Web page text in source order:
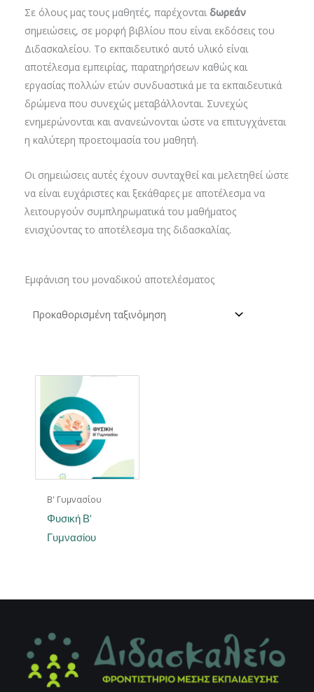
Σε όλους μας τους μαθητές, παρέχονται δωρεάν
σημειώσεις, σε μορφή βιβλίου που είναι εκδόσεις του
Διδασκαλείου. Το εκπαιδευτικό αυτό υλικό είναι
αποτέλεσμα εμπειρίας, παρατηρήσεων καθώς και
εργασίας πολλών ετών συνδυαστικά με τα εκπαιδευτικά
δρώμενα που συνεχώς μεταβάλλονται. Συνεχώς
ενημερώνονται και ανανεώνονται ώστε να επιτυγχάνεται
η καλύτερη προετοιμασία του μαθητή.
Οι σημειώσεις αυτές έχουν συνταχθεί και μελετηθεί ώστε
να είναι ευχάριστες και ξεκάθαρες με αποτέλεσμα να
λειτουργούν συμπληρωματικά του μαθήματος
ενισχύοντας το αποτέλεσμα της διδασκαλίας.
Εμφάνιση του μοναδικού αποτελέσματος
Β' Γυμνασίου
Φυσική Β’
Γυμνασίου